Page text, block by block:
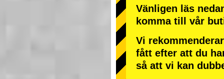
Vänligen läs
komma till vår
Vi
fått efter att du
så att vi kan